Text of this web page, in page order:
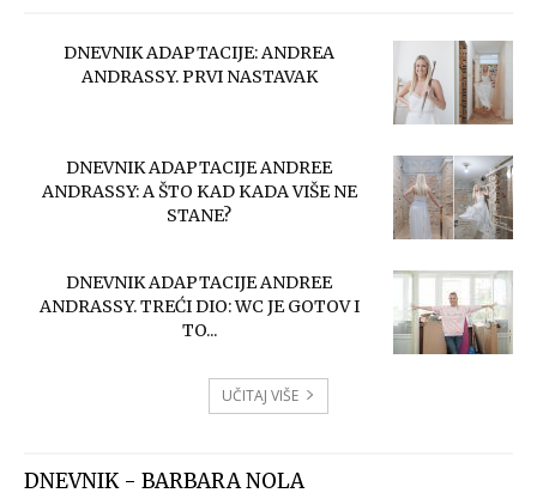
DNEVNIK ADAPTACIJE: ANDREA
ANDRASSY. PRVI NASTAVAK
DNEVNIK ADAPTACIJE ANDREE
ANDRASSY: A ŠTO KAD KADA VIŠE NE
STANE?
DNEVNIK ADAPTACIJE ANDREE
ANDRASSY. TREĆI DIO: WC JE GOTOV I
TO...
UČITAJ VIŠE
DNEVNIK - BARBARA NOLA